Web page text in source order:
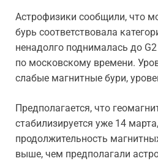
Астрофизики сообщили, что
бурь соответствовала
ненадолго поднималась до
по московскому времени.
слабые магнитные бури,
Предполагается, что
стабилизируется уже 14
продолжительность
выше, чем предполагали